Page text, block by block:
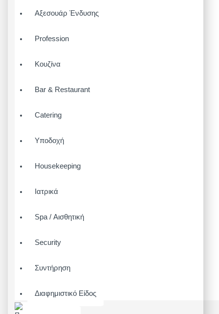
Αξεσουάρ Ένδυσης
Profession
Κουζίνα
Bar & Restaurant
Catering
Υποδοχή
Housekeeping
Ιατρικά
Spa / Αισθητική
Security
Συντήρηση
Διαφημιστικό Είδος